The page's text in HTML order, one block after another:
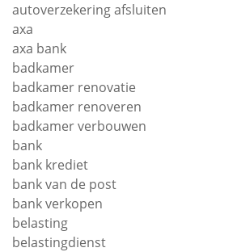
autoverzekering afsluiten
axa
axa bank
badkamer
badkamer renovatie
badkamer renoveren
badkamer verbouwen
bank
bank krediet
bank van de post
bank verkopen
belasting
belastingdienst